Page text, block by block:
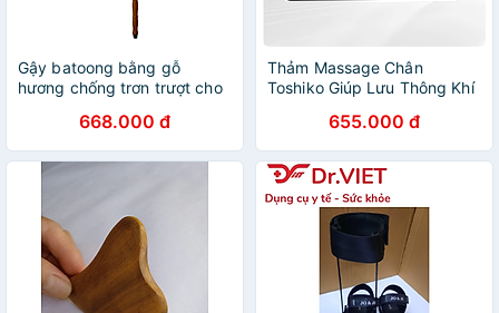
Gậy batoong bằng gỗ
hương chống trơn trượt cho
668.000 đ
Thảm Massage Chân
Toshiko Giúp Lưu Thông Khí
Máy Massage Chân Xung
Điện
655.000 đ